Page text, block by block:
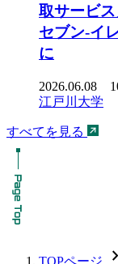
取サービ
セブン-イ
に
2026.06.08
江戸川大学
すべてを見る
chevron_forward